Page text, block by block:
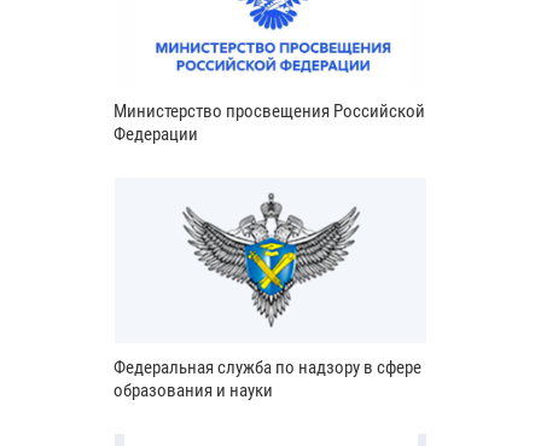
Министерство просвещения Российской
Федерации
Федеральная служба по надзору в сфере
образования и науки